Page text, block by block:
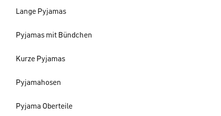
Lange Pyjamas
Pyjamas mit Bündchen
Kurze Pyjamas
Pyjamahosen
Pyjama Oberteile